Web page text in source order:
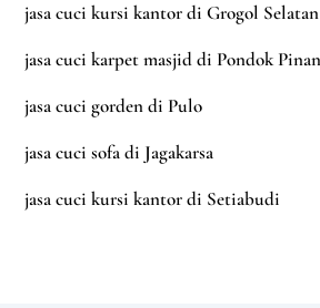
jasa cuci kursi kantor di Grogol Selatan
jasa cuci karpet masjid di Pondok
jasa cuci gorden di Pulo
jasa cuci sofa di Jagakarsa
jasa cuci kursi kantor di Setiabudi